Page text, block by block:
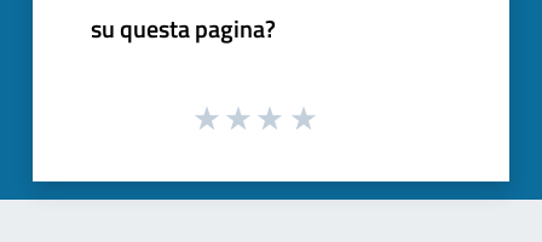
su questa pagina?